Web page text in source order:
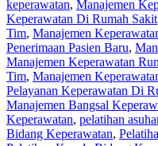
keperawatan, Manajemen
Keperawatan Di Rumah Sakit
Tim, Manajemen
Penerimaan Pasien Baru,
Manajemen Keperawatan
Tim, Manajemen
Pelayanan Keperawatan Di
Manajemen Bangsal
Keperawatan, pelatihan
Bidang Keperawatan,